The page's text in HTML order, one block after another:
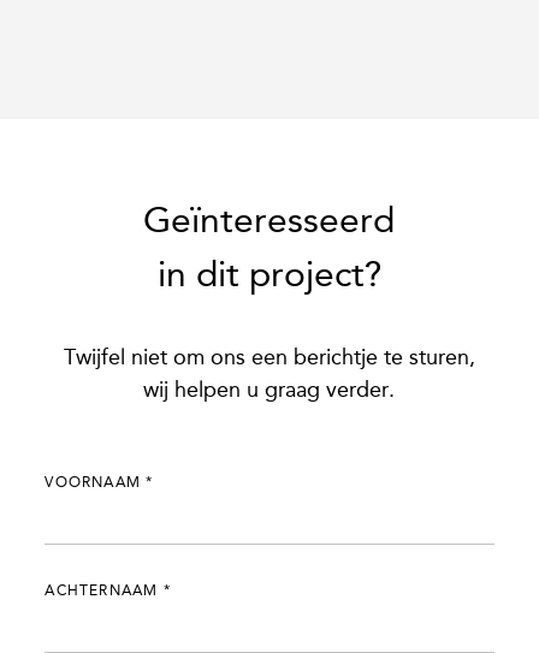
Geïnteresseerd
in dit project?
Twijfel niet om ons een berichtje te sturen,
wij helpen u graag verder.
VOORNAAM*
ACHTERNAAM *